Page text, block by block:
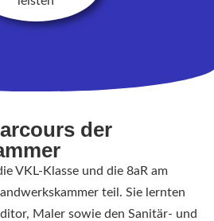
der
VKL-Klasse und die 8aR am
teil. Sie lernten
Maler sowie den Sanitär- und